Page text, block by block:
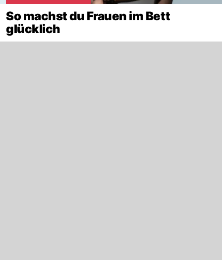
So machst du Frauen im Bett
glücklich